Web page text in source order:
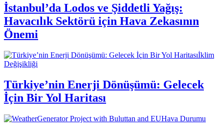
İstanbul’da Lodos ve Şiddetli Yağış:
Havacılık Sektörü için Hava Zekasının
Önemi
İklim
Değişikliği
Türkiye’nin Enerji Dönüşümü: Gelecek
İçin Bir Yol Haritası
Hava Durumu